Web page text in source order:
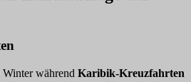
während Karibik-Kreuzfahrten